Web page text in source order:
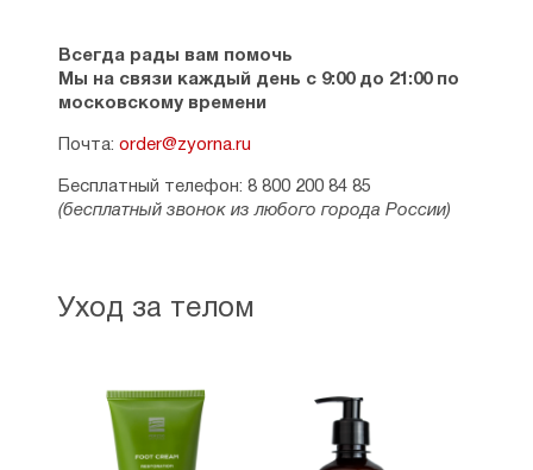
Всегда рады вам помочь
Мы на связи каждый день с 9:00 до 21:00 по
московскому времени
Почта: order@zyorna.ru
Бесплатный телефон: 8 800 200 84 85
(бесплатный звонок из любого города России)
Уход за телом